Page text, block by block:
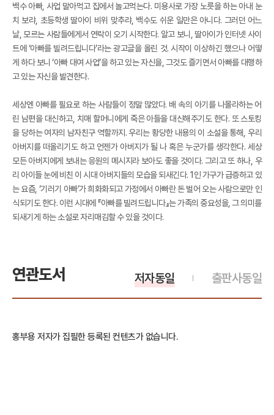
백수 아빠, 사업 말아먹고 집에서 놀고먹는다. 미용사로 가장 노릇을 하는 아내 눈
치 보랴, 초등학생 딸아이 비위 맞추랴, 백수도 쉬운 일만은 아니다. 그러던 어느
날, 모르는 사람들에게서 연락이 오기 시작한다. 알고 보니, 딸아이가 인터넷 사이
트에 ‘아빠를 빌려드립니다’라는 광고글을 올린 것. 시작이 이상하긴 했으나 어떻
게 하다 보니 ‘아빠 대여 사업’을 하고 있는 자신을, 그것도 즐기면서 아빠를 대행하
고 있는 자신을 발견한다.
세상엔 아빠를 필요로 하는 사람들이 정말 많았다. 배 속의 아기를 나몰라하는 어
린 남편을 대신하고, 치매 할머니에게 죽은 아들을 대신해주기도 한다. 또 스토킹
을 당하는 여자의 남자친구 역할까지. 우리는 황당한 내용의 이 소설을 통해, 우리
아버지를 떠올리기도 하고 언젠가 아버지가 될 나 혹은 누군가를 생각한다. 세상
모든 아버지에게 보내는 응원의 메시지라 보아도 좋을 것이다. 그리고 또 하나, 우
리 아이들 눈에 비친 이 시대 아버지들의 모습을 되새긴다. 1인 가구가 급증하고 있
는 요즘, ‘기러기 아빠’가 희화화되고 가정에서 아빠란 돈 벌어 오는 사람으로만 인
식되기도 한다. 이런 시대에 『아빠를 빌려드립니다』는 가족의 중요성을, 그 의미를
되새기게 하는 소설로 자리매김할 수 있을 것이다.
연관도서 출판사동일
저자동일
홍부용 저자가 집필한 등록된 컨텐츠가 없습니다.